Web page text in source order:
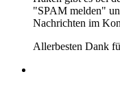
"SPAM melden"
Nachrichten im
Allerbesten Dank